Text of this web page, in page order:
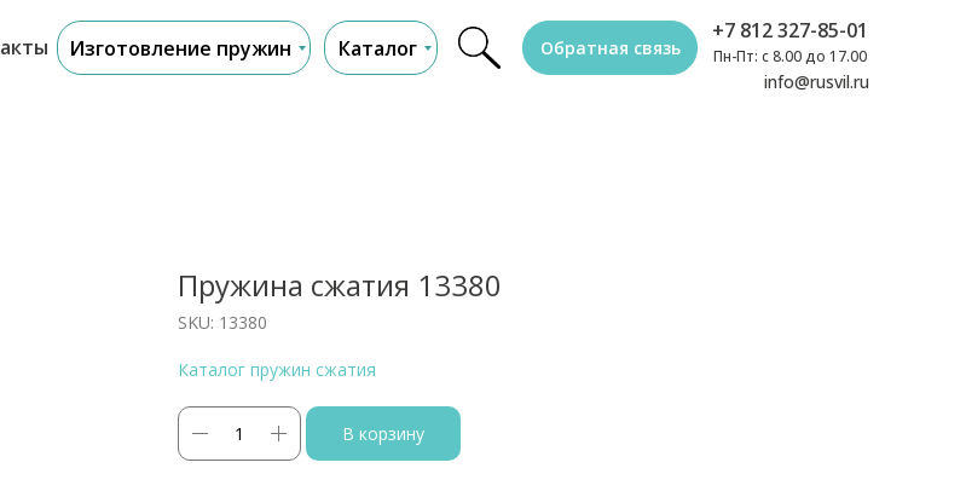
Изготовление пружин
+7 812 327-85-01
Пн-Пт: с 8.00 до 17.00
info@rusvil.ru
Обратная связь
Каталог
Пружина сжатия 13380
SKU: 13380
Каталог пружин сжатия
В корзину